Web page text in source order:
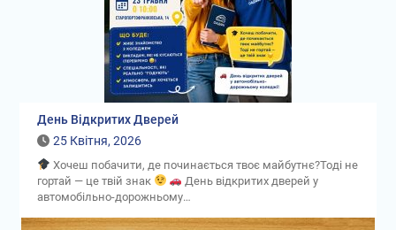
День Відкритих Дверей
25 Квітня, 2026
Хочеш побачити, де починається твоє майбутнє?Тоді не
гортай — це твій знак
День відкритих дверей у
автомобільно-дорожньому…